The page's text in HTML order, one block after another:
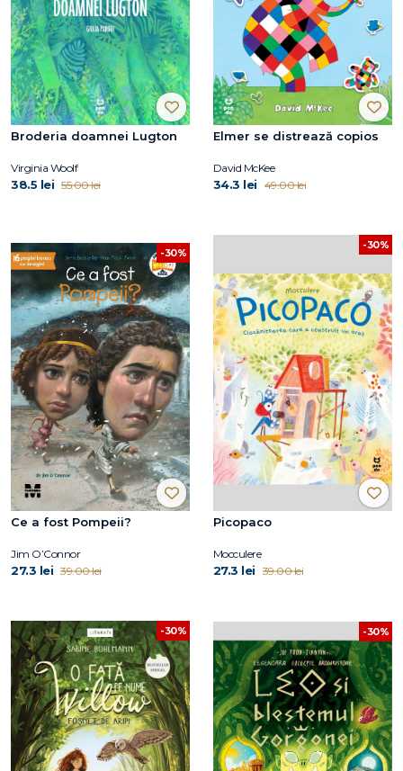
Broderia doamnei Lugton
Virginia Woolf
38.5 lei 55.00 lei
Elmer se distrează copios
David McKee
34.3 lei 49.00 lei
-30%
Ce a fost Pompeii?
Jim O’Connor
27.3 lei 39.00 lei
-30%
Picopaco
Mocculere
27.3 lei 39.00 lei
-30% -30%